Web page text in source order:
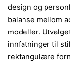
design og
balanse mellom
modeller.
innfatninger til
rektangulære